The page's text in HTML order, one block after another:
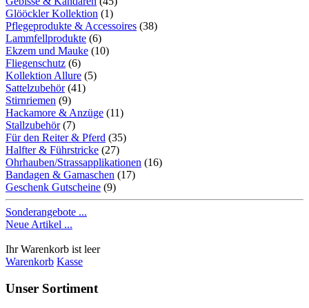
Glööckler Kollektion (1)
Pflegeprodukte & Accessoires (38)
Lammfellprodukte (6)
Ekzem und Mauke (10)
Fliegenschutz (6)
Kollektion Allure (5)
Sattelzubehör(41)
Stirnriemen (9)
Hackamore & Anzüge (11)
Stallzubehör(7)
Für den Reiter & Pferd (35)
Halfter & Führstricke (27)
Ohrhauben/Strassapplikationen (16)
Bandagen & Gamaschen (17)
Geschenk Gutscheine (9)
Sonderangebote ...
Neue Artikel ...
Ihr Warenkorb ist leer
Warenkorb Kasse
Unser Sortiment